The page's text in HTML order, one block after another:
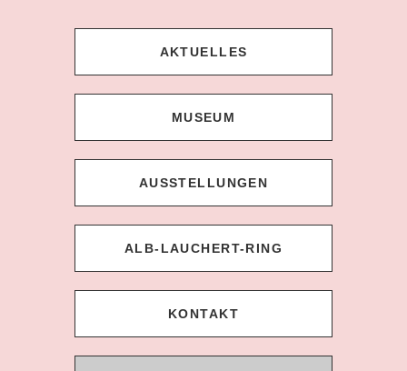
AKTUELLES
MUSEUM
AUSSTELLUNGEN
ALB-LAUCHERT-RING
KONTAKT